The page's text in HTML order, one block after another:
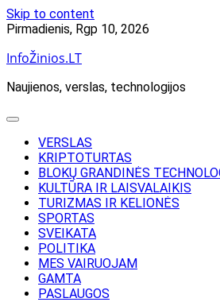
Skip to content
Pirmadienis, Rgp 10, 2026
InfoŽinios.LT
Naujienos, verslas, technologijos
VERSLAS
KRIPTOTURTAS
BLOKŲ GRANDINĖS
KULTŪRA IR LAISVALAIKIS
TURIZMAS IR KELIONĖS
SPORTAS
SVEIKATA
POLITIKA
MES VAIRUOJAM
GAMTA
PASLAUGOS